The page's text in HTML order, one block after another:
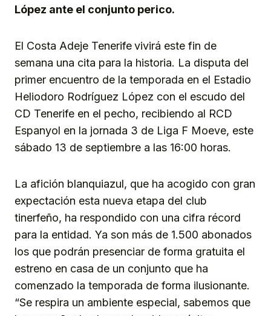
López ante el conjunto perico.
El Costa Adeje Tenerifevivirá este fin de
semana una cita para la historia. La disputa del
primer encuentro de la temporada en el Estadio
Heliodoro Rodríguez López con el escudo del
CD Tenerife en el pecho, recibiendo al RCD
Espanyol en la jornada 3 de Liga F Moeve, este
sábado 13 de septiembre a las 16:00 horas.
La afición blanquiazul, que ha acogido con gran
expectación esta nueva etapa del club
tinerfeño, ha respondido con una cifra récord
para la entidad. Ya son más de 1.500 abonados
los que podrán presenciar de forma gratuita el
estreno en casa de un conjunto que ha
comenzado la temporada de forma ilusionante.
“Se respira un ambiente especial, sabemos que